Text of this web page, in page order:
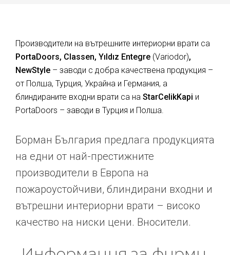
Производители на вътрешните интериорни врати са
PortaDoors, Classen, Yıldız Entegre (Variodor),
NewStyle – заводи с добра качествена продукция –
от Полша, Турция, Украйна и Германия, а
блиндираните входни врати са на StarCelikKapi и
PortaDoors – заводи в Турция и Полша.
Борман България предлага продукцията
на едни от най-престижните
производители в Европа на
пожароустойчиви, блиндирани входни и
вътрешни интериорни врати – високо
качество на ниски цени. Вносители.